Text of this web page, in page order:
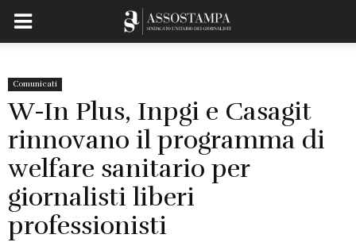
Comunicati
W-In Plus, Inpgi e Casagit
rinnovano il programma di
welfare sanitario per
giornalisti liberi
professionisti